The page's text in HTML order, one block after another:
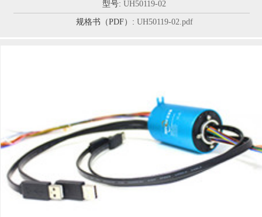
型号:UH50119-02
规格书（PDF）: UH50119-02.pdf